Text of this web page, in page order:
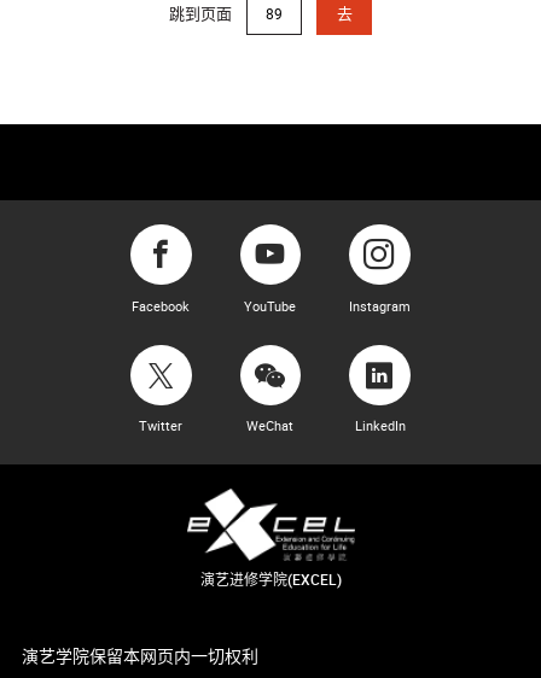
跳到页面 去
Facebook YouTube Instagram
Twitter WeChat LinkedIn
演艺进修学院(EXCEL)
演艺学院保留本网页内一切权利